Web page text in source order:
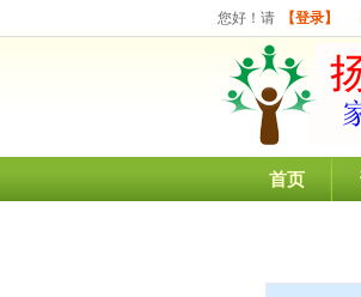
您好！请 【登录】
首页